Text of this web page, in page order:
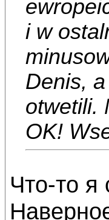
i w
Denis,
otwetili.
OK!
Что-то я